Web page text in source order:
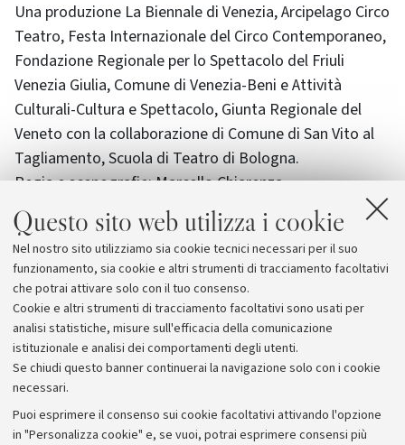
Questo sito web utilizza i cookie
Nel nostro sito utilizziamo sia cookie tecnici necessari per il suo
funzionamento, sia cookie e altri strumenti di tracciamento facoltativi
che potrai attivare solo con il tuo consenso.
Cookie e altri strumenti di tracciamento facoltativi sono usati per
analisi statistiche, misure sull'efficacia della comunicazione
istituzionale e analisi dei comportamenti degli utenti.
Se chiudi questo banner continuerai la navigazione solo con i cookie
necessari.
Puoi esprimere il consenso sui cookie facoltativi attivando l'opzione
in "Personalizza cookie" e, se vuoi, potrai esprimere consensi più
Una produzione La Biennale di Venezia, Arcipelago Circo
Teatro, Festa Internazionale del Circo Contemporaneo,
Fondazione Regionale per lo Spettacolo del Friuli
Venezia Giulia, Comune di Venezia-Beni e Attività
Culturali-Cultura e Spettacolo, Giunta Regionale del
Veneto con la collaborazione di Comune di San Vito al
Tagliamento, Scuola di Teatro di Bologna.
Regia e scenografie: Marcello Chiarenza.
Collaborazione alla regia: Michele Modesto Casarin
Musiche originali: Carlo Cialdo Capelli
Movimenti coreografici: Giorgio Rossi
Consulenza ai testi: Giovanni Battista Storti
Direzione artistica: Alessandro Serena
Archivio
Comunicati stampa